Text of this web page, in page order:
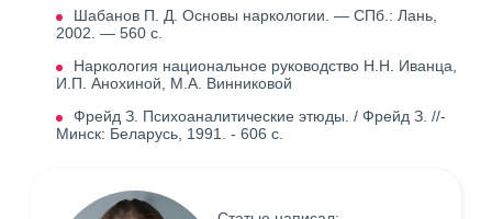
Шабанов П. Д. Основы наркологии. — СПб.: Лань,
2002. — 560 с.
Наркология национальное руководство Н.Н. Иванца,
И.П. Анохиной, М.А. Винниковой
Фрейд З. Психоаналитические этюды. / Фрейд З. //-
Минск: Беларусь, 1991. - 606 с.